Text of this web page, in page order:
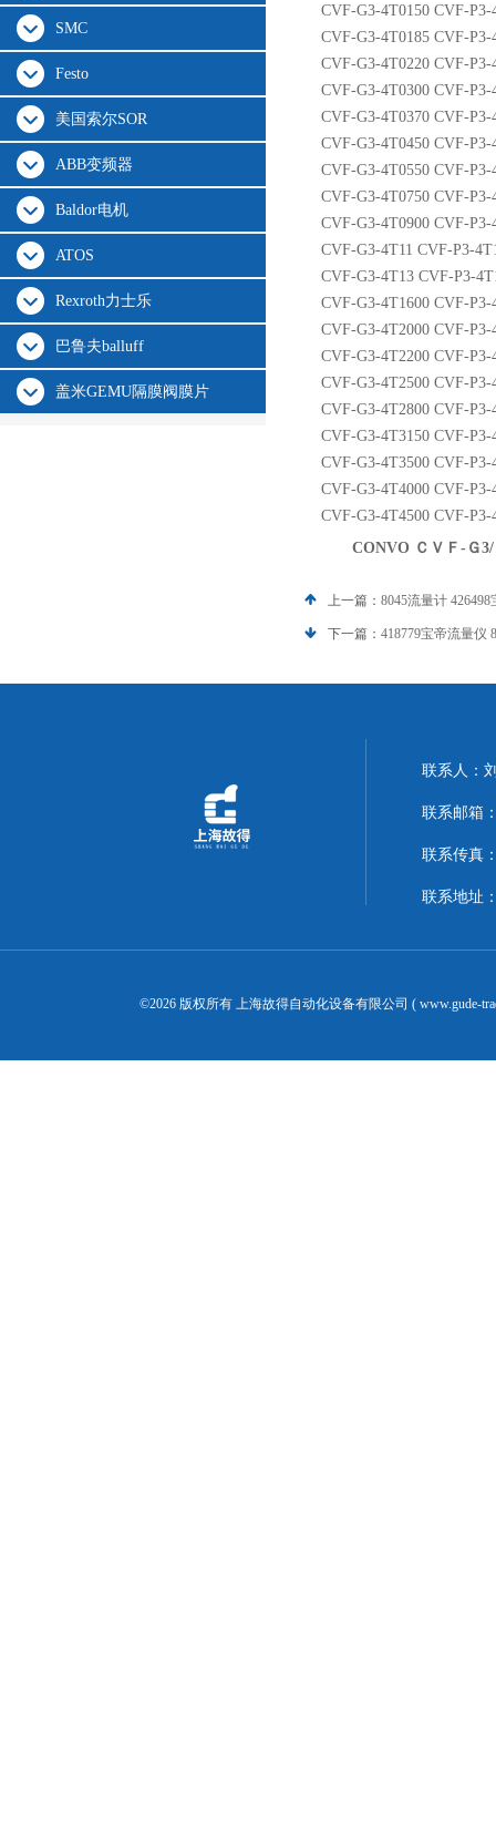
SMC
Festo
美国索尔SOR
ABB变频器
Baldor电机
ATOS
Rexroth力士乐
巴鲁夫balluff
盖米GEMU隔膜阀膜片
CVF-G3-4T0150 CVF-P3-
CVF-G3-4T0185 CVF-P3-
CVF-G3-4T0220 CVF-P3-
CVF-G3-4T0300 CVF-P3-
CVF-G3-4T0370 CVF-P3-
CVF-G3-4T0450 CVF-P3-
CVF-G3-4T0550 CVF-P3-
CVF-G3-4T0750 CVF-P3-
CVF-G3-4T0900 CVF-P3-
CVF-G3-4T11 CVF-P3-
CVF-G3-4T13 CVF-P3-
CVF-G3-4T1600 CVF-P3-
CVF-G3-4T2000 CVF-P3-
CVF-G3-4T2200 CVF-P3-
CVF-G3-4T2500 CVF-P3-
CVF-G3-4T2800 CVF-P3-
CVF-G3-4T3150 CVF-P3-
CVF-G3-4T3500 CVF-P3-
CVF-G3-4T4000 CVF-P3-
CVF-G3-4T4500 CVF-P3-
CONVO ＣＶＦ-Ｇ
上一篇： 8045流量计
下一篇： 418779宝帝流量仪
联系人：
联系邮箱
联系传真
联系地址
©2026 版权所有 上海故得自动化设备有限公司 ( www.gude-